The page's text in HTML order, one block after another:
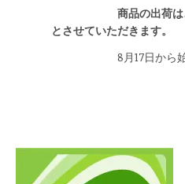
商品の出荷
とさせていただきます。
8月17日から始めさ